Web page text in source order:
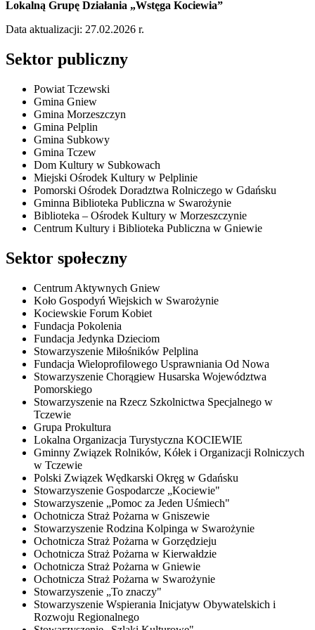
Lokalną Grupę Działania „Wstęga Kociewia”
Data aktualizacji: 27.02.2026 r.
Sektor publiczny
Powiat Tczewski
Gmina Gniew
Gmina Morzeszczyn
Gmina Pelplin
Gmina Subkowy
Gmina Tczew
Dom Kultury w Subkowach
Miejski Ośrodek Kultury w Pelplinie
Pomorski Ośrodek Doradztwa Rolniczego w Gdańsku
Gminna Biblioteka Publiczna w Swarożynie
Biblioteka – Ośrodek Kultury w Morzeszczynie
Centrum Kultury i Biblioteka Publiczna w Gniewie
Sektor społeczny
Centrum Aktywnych Gniew
Koło Gospodyń Wiejskich w Swarożynie
Kociewskie Forum Kobiet
Fundacja Pokolenia
Fundacja Jedynka Dzieciom
Stowarzyszenie Miłośników Pelplina
Fundacja Wieloprofilowego Usprawniania Od Nowa
Stowarzyszenie Chorągiew Husarska Województwa
Pomorskiego
Stowarzyszenie na Rzecz Szkolnictwa Specjalnego w
Tczewie
Grupa Prokultura
Lokalna Organizacja Turystyczna KOCIEWIE
Gminny Związek Rolników, Kółek i Organizacji Rolniczych
w Tczewie
Polski Związek Wędkarski Okręg w Gdańsku
Stowarzyszenie Gospodarcze „Kociewie"
Stowarzyszenie „Pomoc za Jeden Uśmiech"
Ochotnicza Straż Pożarna w Gniszewie
Stowarzyszenie Rodzina Kolpinga w Swarożynie
Ochotnicza Straż Pożarna w Gorzędzieju
Ochotnicza Straż Pożarna w Kierwałdzie
Ochotnicza Straż Pożarna w Gniewie
Ochotnicza Straż Pożarna w Swarożynie
Stowarzyszenie „To znaczy"
Stowarzyszenie Wspierania Inicjatyw Obywatelskich i
Rozwoju Regionalnego